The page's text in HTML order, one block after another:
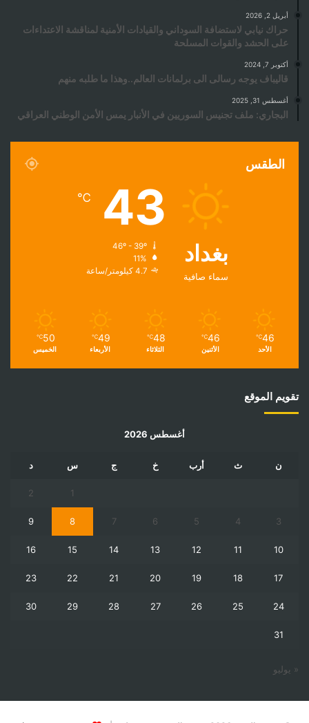
أبريل 2, 2026
حراك نيابي لاستضافة السوداني والقيادات الأمنية لمناقشة الاعتداءات
على الحشد والقوات المسلحة
أكتوبر 7, 2024
قاليباف يوجه رسالى الى برلمانات العالم..وهذا ما طلبه منهم
أغسطس 31, 2025
البجاري: ملف تجنيس السوريين في الأنبار يمس الأمن الوطني العراقي
الطقس
بغداد
سماء صافية
43
℃
11%
4.7 كيلومتر/ساعة
46
℃
الأحد
46
℃
الأثنين
48
℃
الثلاثاء
49
℃
الأربعاء
50
℃
الخميس
تقويم الموقع
أغسطس 2026
ن ث أرب خ ج س د
1
2
3
4
5
6
7
8
9
10
11
12
13
14
15
16
17
18
19
20
21
22
23
24
25
26
27
28
29
30
31
« يوليو